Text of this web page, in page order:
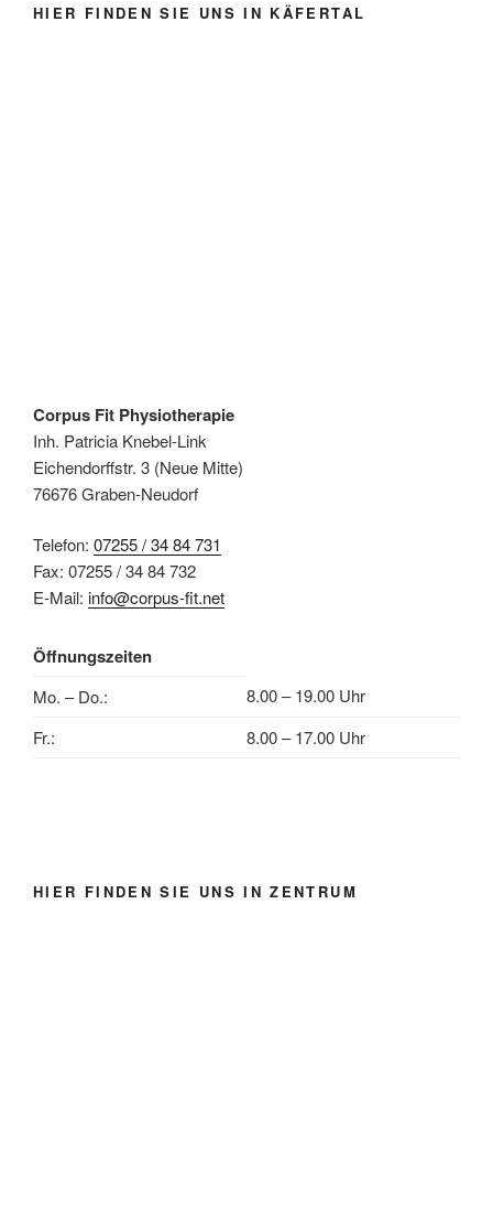
HIER FINDEN SIE UNS IN KÄFERTAL
Corpus Fit Physiotherapie
Inh. Patricia Knebel-Link
Eichendorffstr. 3 (Neue Mitte)
76676 Graben-Neudorf
Telefon: 07255 / 34 84 731
Fax: 07255 / 34 84 732
E-Mail: info@corpus-fit.net
Öffnungszeiten
Mo. – Do.:
8.00 – 19.00 Uhr
Fr.:
8.00 – 17.00 Uhr
HIER FINDEN SIE UNS IN ZENTRUM